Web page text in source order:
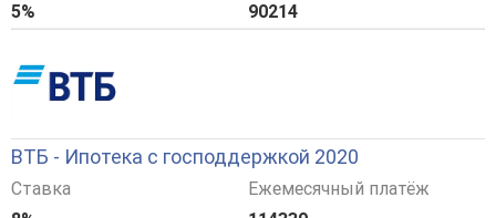
5%
90214
ВТБ - Ипотека с господдержкой 2020
Ставка
Ежемесячный платёж